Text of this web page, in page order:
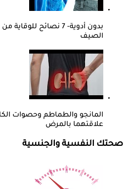
بدون أدوية- 7 نصائح
الصيف
المانجو والطماطم وحصوات
علاقتهما بالمرض
صحتك النفسية والجنسية